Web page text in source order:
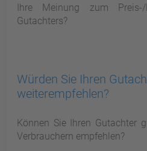
Ihre Meinung zum Preis-/
Gutachters?
Würden Sie Ihren
weiterempfehlen?
Können Sie Ihren Gutachter
Verbrauchern empfehlen?